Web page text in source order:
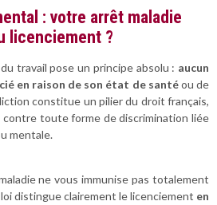
: votre arrêt maladie
licenciement ?
travail pose un principe absolu : aucun
en raison de son état de santéou de
constitue un pilier du droit français,
toute forme de discrimination liée
mentale.
ne vous immunise pas totalement
distingue clairement le licenciement en